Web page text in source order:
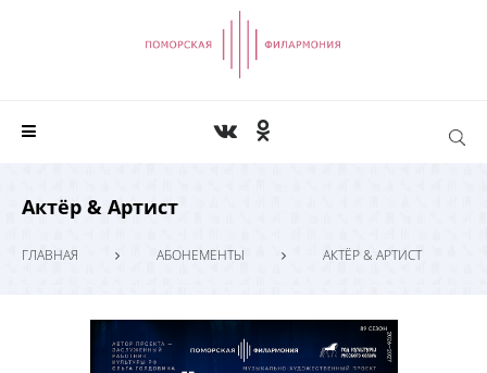
Актёр & Артист
ГЛАВНАЯ АБОНЕМЕНТЫ АКТЁР & АРТИСТ